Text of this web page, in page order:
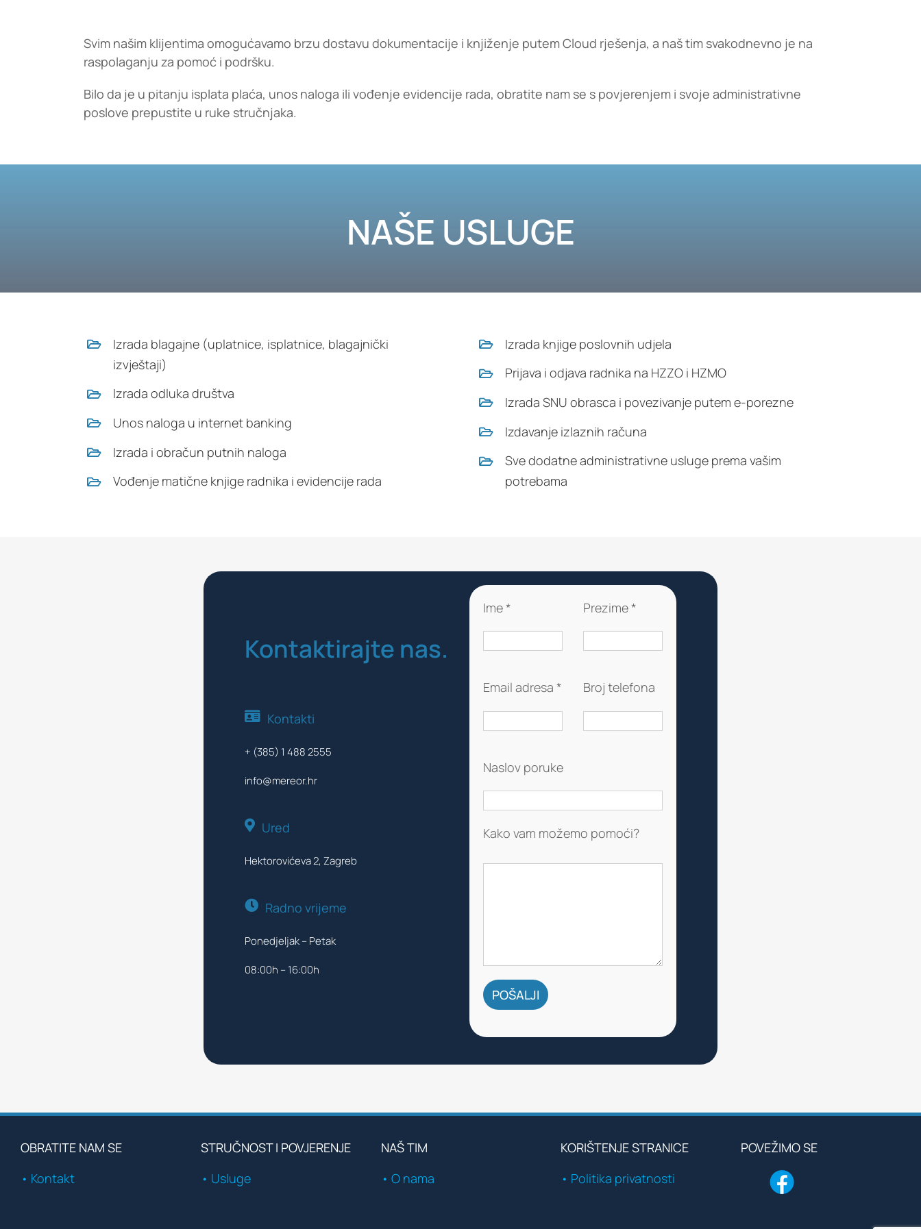
Svim našim klijentima omogućavamo brzu dostavu dokumentacije i knjiženje putem Cloud rješenja, a naš tim svakodnevno je na
raspolaganju za pomoć i podršku.
Bilo da je u pitanju isplata plaća, unos naloga ili vođenje evidencije rada, obratite nam se s povjerenjem i svoje administrativne
poslove prepustite u ruke stručnjaka.
NAŠE USLUGE
Izrada blagajne (uplatnice, isplatnice, blagajnički
izvještaji)
Izrada odluka društva
Unos naloga u internet banking
Izrada i obračun putnih naloga
Vođenje matične knjige radnika i evidencije rada
Izrada knjige poslovnih udjela
Prijava i odjava radnika na HZZO i HZMO
Izrada SNU obrasca i povezivanje putem e-porezne
Izdavanje izlaznih računa
Sve dodatne administrativne usluge prema vašim
potrebama
Kontaktirajte nas.
Kontakti
+ (385) 1 488 2555
info@mereor.hr
Ured
Hektorovićeva 2, Zagreb
Radno vrijeme
Ponedjeljak – Petak
08:00h – 16:00h
Ime * Prezime *
Email adresa * Broj telefona
Naslov poruke
Kako vam možemo pomoći?
OBRATITE NAM SE
• Kontakt
STRUČNOST I POVJERENJE
• Usluge
NAŠ TIM
• O nama
KORIŠTENJE STRANICE
• Politika privatnosti
POVEŽIMO SE